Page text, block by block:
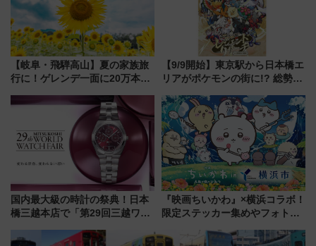
【岐阜・飛騨高山】夏の家族旅
行に！ゲレンデ一面に20万本の
アひまわり園」開園
【9/9開始】東京駅から日本橋エ
リアがポケモンの街に!? 総勢
リサーチ」本格謎解き・グッズ
情報まとめ
国内最大級の時計の祭典！日本
橋三越本店で「第29回三越ワー
【2026年8月5日～25日】
『映画ちいかわ』×横浜コラボ！
限定ステッカー集めやフォトス
いを満喫しよう（花火鑑賞会応